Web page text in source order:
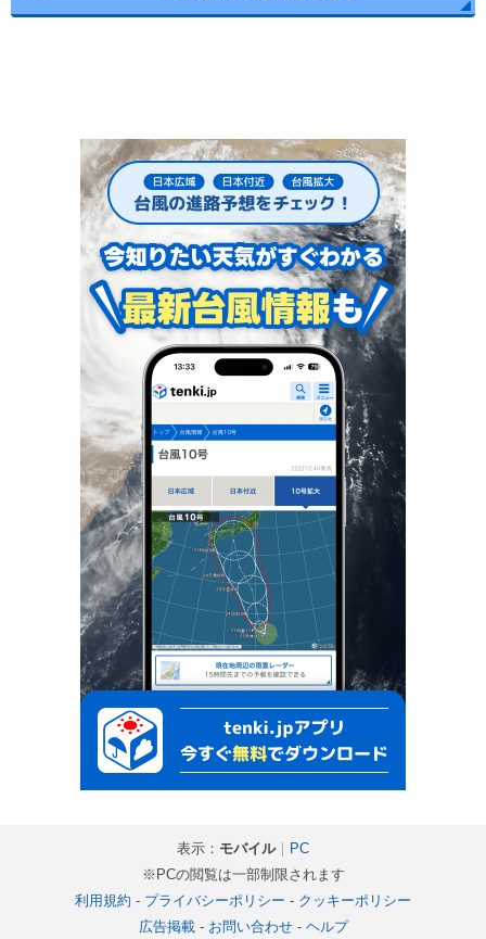
表示： モバイル｜ PC
※PCの閲覧は一部制限されます
利用規約 - プライバシーポリシー - クッキーポリシー
広告掲載- お問い合わせ- ヘルプ